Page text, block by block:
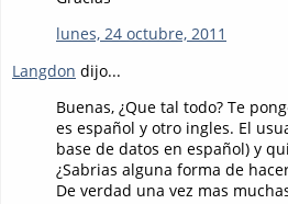
lunes, 24 octubre, 2011
Langdon dijo...
Buenas, ¿Que tal todo? Te
es español y otro ingles. El
base de datos en español) y
¿Sabrias alguna forma de
De verdad una vez mas